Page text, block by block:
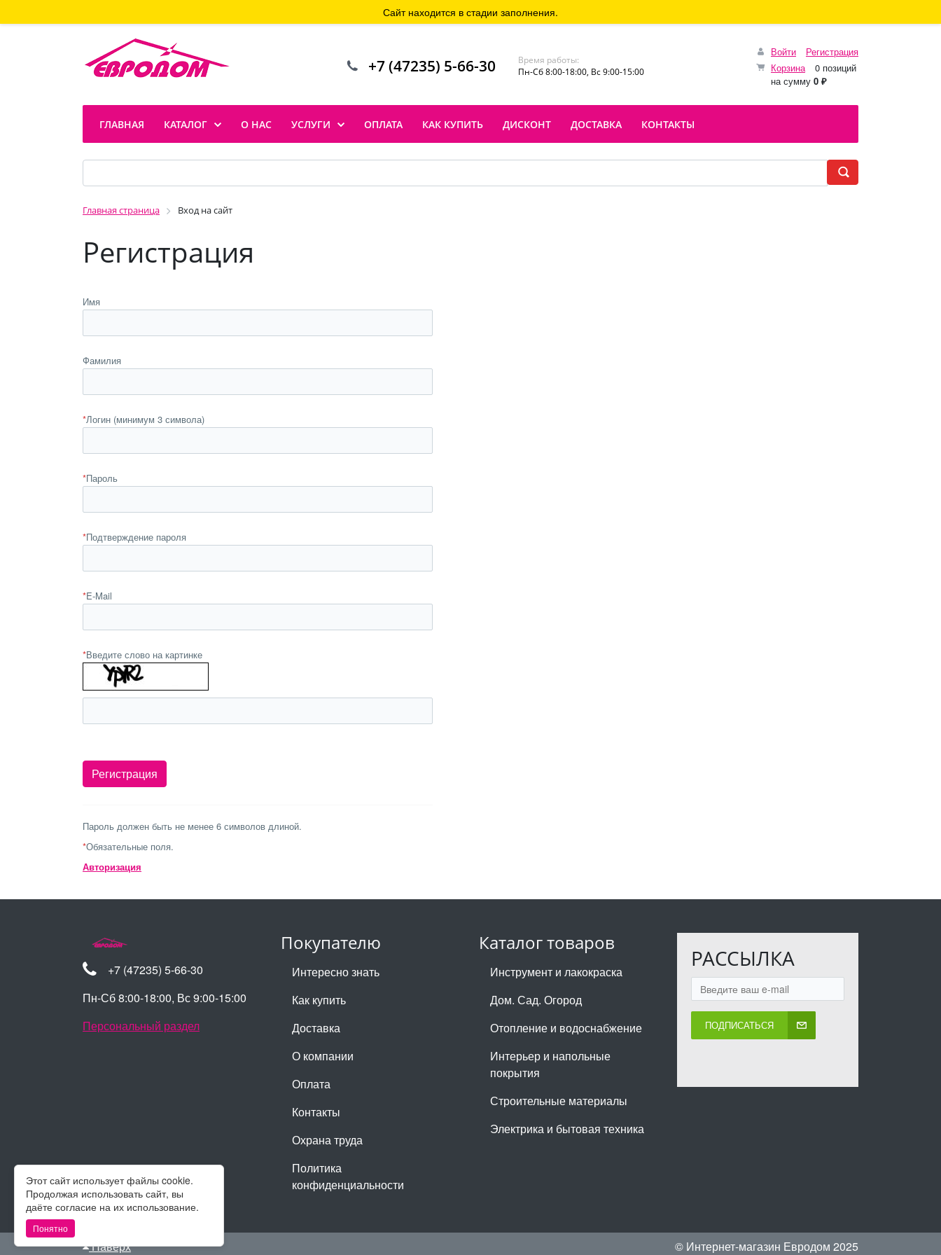
Войти
Регистрация
Корзина
0 позиций
на сумму 0 ₽
+7 (47235) 5-66-30
Время работы:
Пн-Сб 8:00-18:00, Вс 9:00-15:00
ГЛАВНАЯ КАТАЛОГ О НАС УСЛУГИ ОПЛАТА КАК КУПИТЬ ДИСКОНТ ДОСТАВКА КОНТАКТЫ
Главная страница Вход на сайт
Регистрация
Этот сайт использует файлы cookie.
Продолжая использовать сайт, вы
даёте согласие на их использование.
Понятно
Сайт находится в стадии заполнения.
Имя
Фамилия
*Логин (минимум 3 символа)
*Пароль
*Подтверждение пароля
*E-Mail
*Введите слово на картинке
Пароль должен быть не менее 6 символов длиной.
*Обязательные поля.
Авторизация
Покупателю
Интересно знать
Как купить
Доставка
О компании
Оплата
Контакты
Охрана труда
Политика
конфиденциальности
Каталог товаров
Инструмент и лакокраска
Дом. Сад. Огород
Отопление и водоснабжение
Интерьер и напольные
покрытия
Строительные материалы
Электрика и бытовая техника
РАССЫЛКА
ПОДПИСАТЬСЯ
+7 (47235) 5-66-30
Пн-Сб 8:00-18:00, Вс 9:00-15:00
Персональный раздел
Наверх © Интернет-магазин Евродом 2025